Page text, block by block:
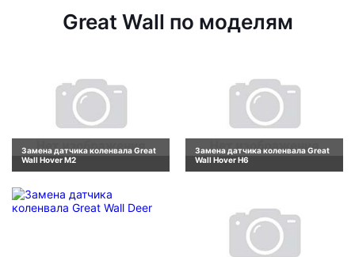
Great Wall по моделям
Замена датчика коленвала Great
Wall Hover M2
Замена датчика коленвала Great
Wall Hover H6